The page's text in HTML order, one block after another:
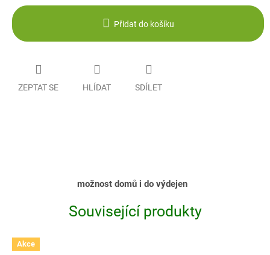
Přidat do košíku
ZEPTAT SE HLÍDAT SDÍLET
možnost domů i do výdejen
Související produkty
Akce